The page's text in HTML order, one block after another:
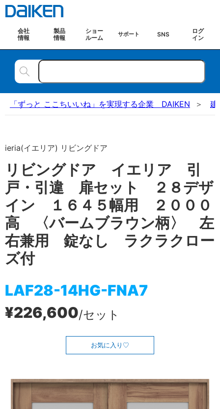
会社
情報
製品
情報
ショー
ルーム
サポート SNS
ログ
イン
「ずっと ここちいいね」を実現する企業 DAIKEN 建
ieria(イエリア) リビングドア
リビングドア イエリア 引
戸・引違 扉セット ２８デザ
イン １６４５幅用 ２０００
高 〈バームブラウン柄〉 左
右兼用 錠なし ラクラクロー
ズ付
LAF28-14HG-FNA7
¥226,600/セット
お気に入り